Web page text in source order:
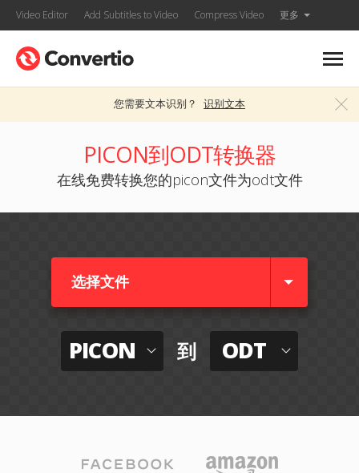
Video Editor Add Subtitles to Video Compress Video 更多
您需要文本识别？ 识别文本
PICON到ODT转换器
在线免费转换您的picon文件为odt文件
选择文件
PICON 到 ODT